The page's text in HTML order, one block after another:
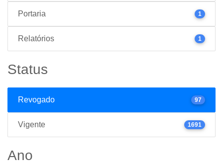
Portaria 1
Relatórios 1
Status
Revogado 97
Vigente 1691
Ano